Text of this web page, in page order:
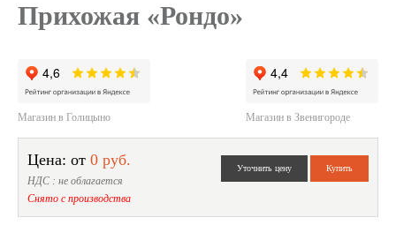
Прихожая «Рондо»
Магазин в Голицыно Магазин в Звенигороде
Цена: от 0 руб.
НДС : не облагается
Снято с производства